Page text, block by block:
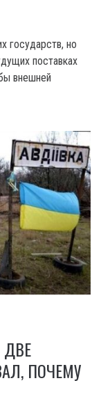
государств, но
поставках
внешней
ДВЕ
ПОЧЕМУ